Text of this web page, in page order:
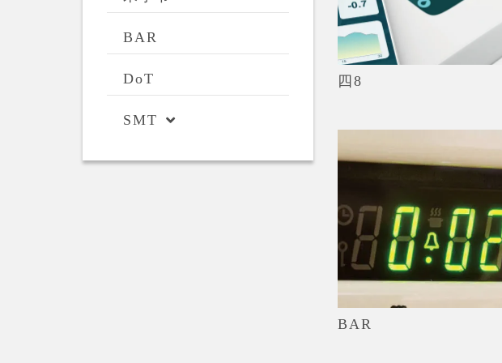
BAR
DoT
SMT
四8
BAR